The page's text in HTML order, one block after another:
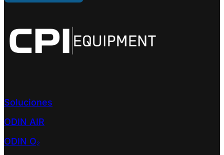
Soluciones
ODIN AIR
ODIN O₂